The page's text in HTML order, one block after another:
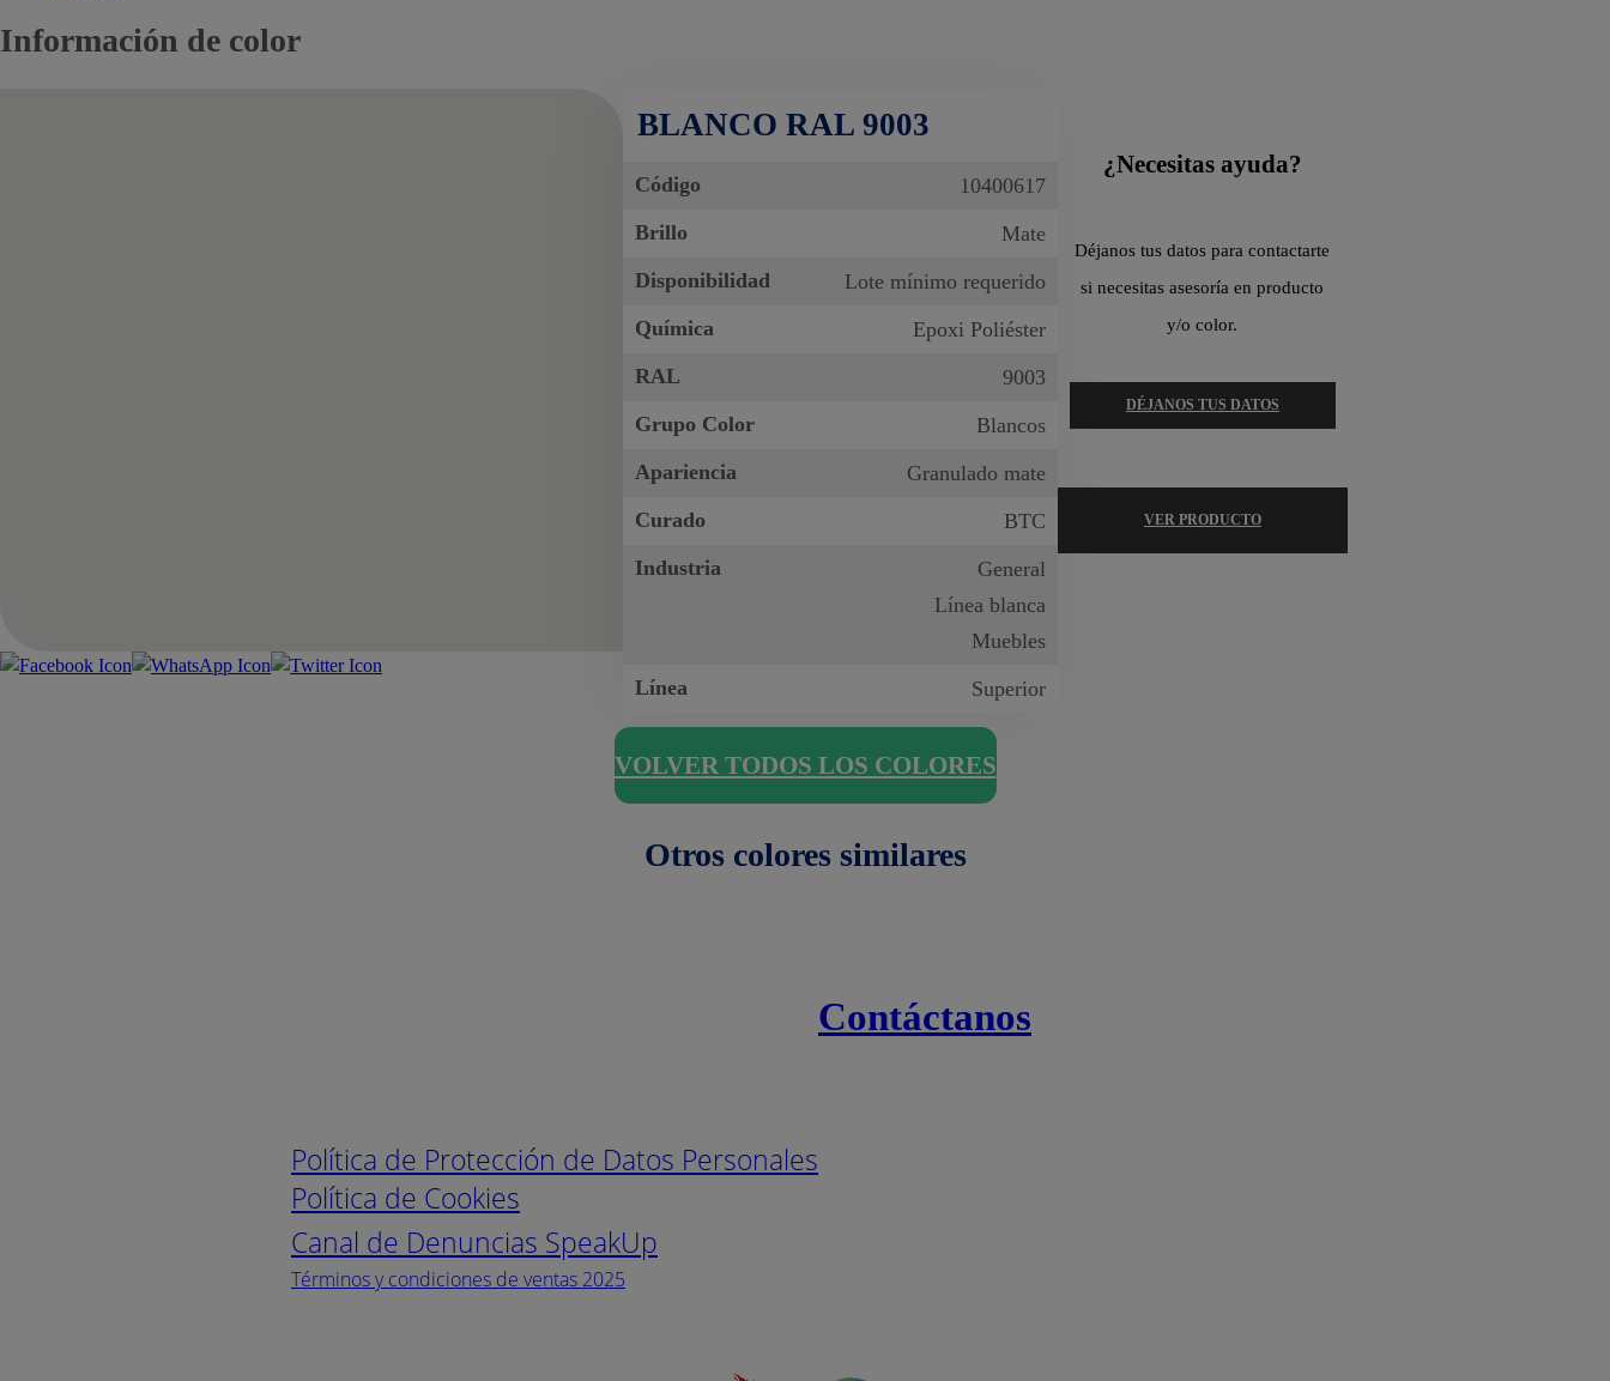
Información de color
BLANCO RAL 9003
Código
10400617
Brillo
Mate
Disponibilidad
Lote mínimo requerido
Química
Epoxi Poliéster
RAL
9003
Grupo Color
Blancos
Apariencia
Granulado mate
Curado
BTC
Industria
General
Línea blanca
Muebles
Línea
Superior
¿Necesitas ayuda?
Déjanos tus datos para contactarte
si necesitas asesoría en producto
y/o color.
DÉJANOS TUS DATOS
VER PRODUCTO
VOLVER TODOS LOS COLORES
Otros colores similares
Política de Protección de Datos Personales
Política de Cookies
Canal de Denuncias SpeakUp
Términos y condiciones de ventas 2025
Contáctanos